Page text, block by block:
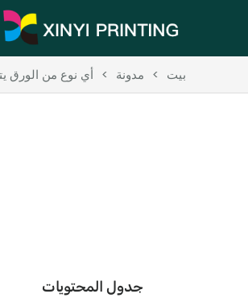
بيت > مدونة > أي نوع من الورق
جدول المحتويات